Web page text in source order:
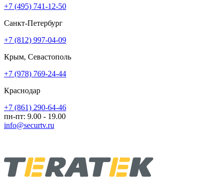
+7 (495) 741-12-50
Санкт-Петербург
+7 (812) 997-04-09
Крым, Севастополь
+7 (978) 769-24-44
Краснодар
+7 (861) 290-64-46
пн-пт: 9.00 - 19.00
info@securtv.ru